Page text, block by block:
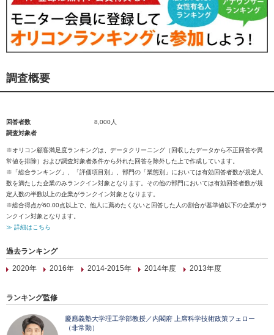
調査概要
回答者数
8,000人
調査対象者
※オリコン顧客満足度ランキングは、データクリーニング（回収したデータから不正回答や異
常値を排除）および調査対象者条件から外れた回答を除外した上で作成しています。
※「総合ランキング」、「評価項目別」、部門の「業態別」においては有効回答者数が規定人
数を満たした企業のみランクイン対象となります。その他の部門においては有効回答者数が規
定人数の半数以上の企業がランクイン対象となります。
※総合得点が60.00点以上で、他人に薦めたくないと回答した人の割合が基準値以下の企業がラ
ンクイン対象となります。
≫ 詳細はこちら
過去ランキング
2020年
2016年 2014-2015年 2014年度 2013年度
ランキング監修
慶應義塾大学理工学部教授／内閣府 上席科学技術政策フェロー
（非常勤）